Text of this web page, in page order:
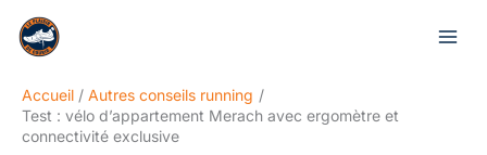
Accueil
Autres conseils running
Test : vélo d’appartement Merach avec ergomètre et
connectivité exclusive
Rechercher